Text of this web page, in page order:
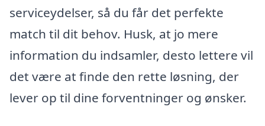
serviceydelser, så du får det perfekte
match til dit behov. Husk, at jo mere
information du indsamler, desto lettere vil
det være at finde den rette løsning, der
lever op til dine forventninger og ønsker.